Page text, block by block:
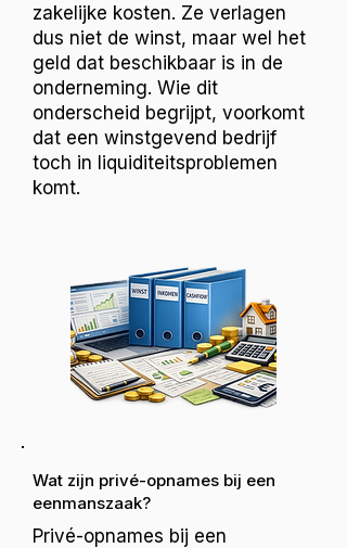
zakelijke kosten. Ze verlagen
dus niet de winst, maar wel het
geld dat beschikbaar is in de
onderneming. Wie dit
onderscheid begrijpt, voorkomt
dat een winstgevend bedrijf
toch in liquiditeitsproblemen
komt.
Wat zijn privé-opnames bij een
eenmanszaak?
Privé-opnames bij een